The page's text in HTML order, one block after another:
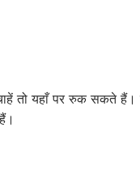
तो यहाँ पर रुक सकते